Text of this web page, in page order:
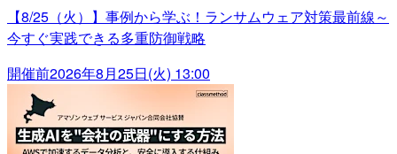
【8/25（火）】事例から学ぶ！ランサムウェア対策最前線～
今すぐ実践できる多重防御戦略
開催前2026年8月25日(火) 13:00